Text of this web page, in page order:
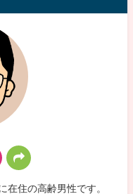
在住の高齢男性です。